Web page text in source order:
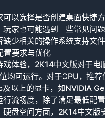
可以选择是否创建桌面快捷
玩家也可能遇到一些常见问
缺少相关的操作系统支持文
置要求与优化
戏体验，2K14中文版对于
均可运行。对于CPU，推
以上的显卡，如NVIDIA
行流畅度，除了满足最低配
硬盘空间方面，2K14中文